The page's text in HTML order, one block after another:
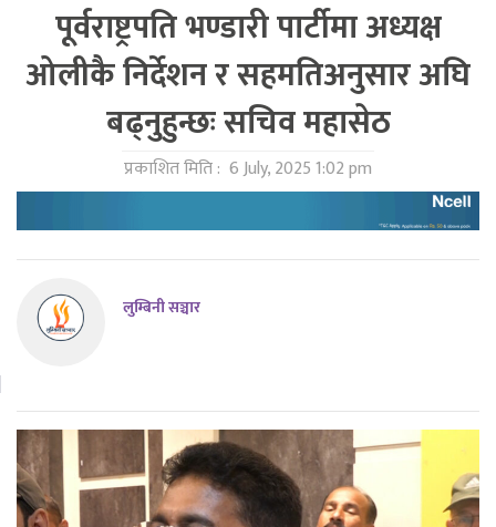
पूर्वराष्ट्रपति भण्डारी पार्टीमा अध्यक्ष
ओलीकै निर्देशन र सहमतिअनुसार अघि
बढ्नुहुन्छः सचिव महासेठ
प्रकाशित मिति : 6 July, 2025 1:02 pm
लुम्बिनी सञ्चार